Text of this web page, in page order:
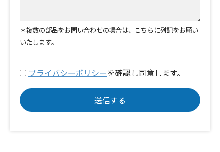
＊複数の部品をお問い合わせの場合は、こちらに列記をお願い
いたします。
プライバシーポリシーを確認し同意します。